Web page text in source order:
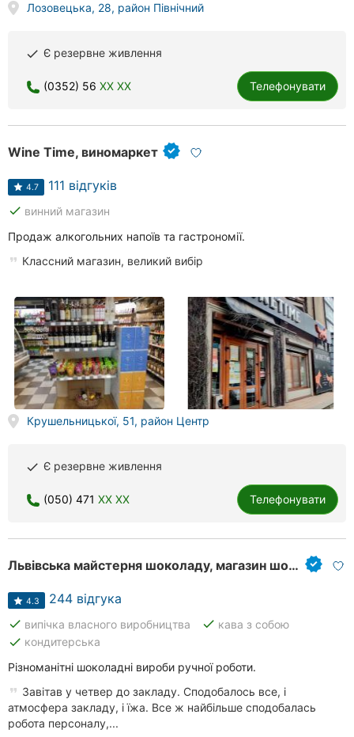
Полтава
Чернігів
Черкаси
Суми
Івано-
Луцьк
Ужгород
Лозовецька, 28, район Північний
done Є резервне живлення
(0352) 56 XX XX Телефонувати
Wine Time, виномаркет
4.7 111 відгуків
done винний магазин
Продаж алкогольних напоїв та гастрономії.
Классний магазин, великий вибір
Крушельницької, 51, район Центр
done Є резервне живлення
(050) 471 XX XX Телефонувати
Львівська майстерня шоколаду, магазин шоколаду
4.3 244 відгука
done випічка власного виробництва done кава з собою
done кондитерська
Різноманітні шоколадні вироби ручної роботи.
Завітав у четвер до закладу. Сподобалось все, і
атмосфера закладу, і їжа. Все ж найбільше сподобалась
робота персоналу,...